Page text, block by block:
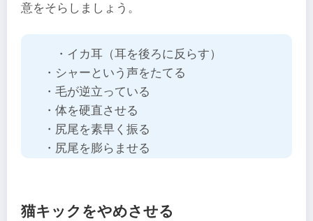
意をそらしましょう。
・イカ耳（耳を後ろに反らす）
・シャーという声をたてる
・毛が逆立っている
・体を硬直させる
・尻尾を素早く振る
・尻尾を膨らませる
猫キックをやめさせる